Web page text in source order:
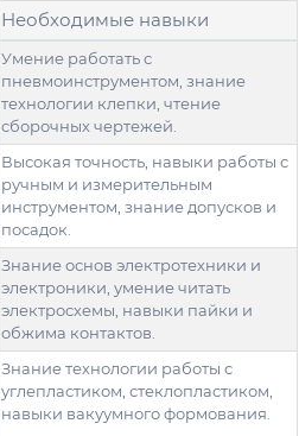
Необходимые навыки
Умение работать с
пневмоинструментом, знание
технологии клепки, чтение
сборочных чертежей.
Высокая точность, навыки работы с
ручным и измерительным
инструментом, знание допусков и
посадок.
Знание основ электротехники и
электроники, умение читать
электросхемы, навыки пайки и
обжима контактов.
Знание технологии работы с
углепластиком, стеклопластиком,
навыки вакуумного формования.